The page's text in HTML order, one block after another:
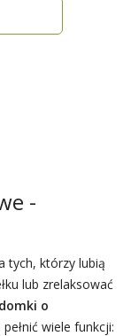
-
tych, którzy lubią
lub zrelaksować
o
wiele funkcji: